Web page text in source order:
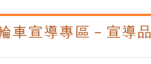
車宣導專區－宣導品